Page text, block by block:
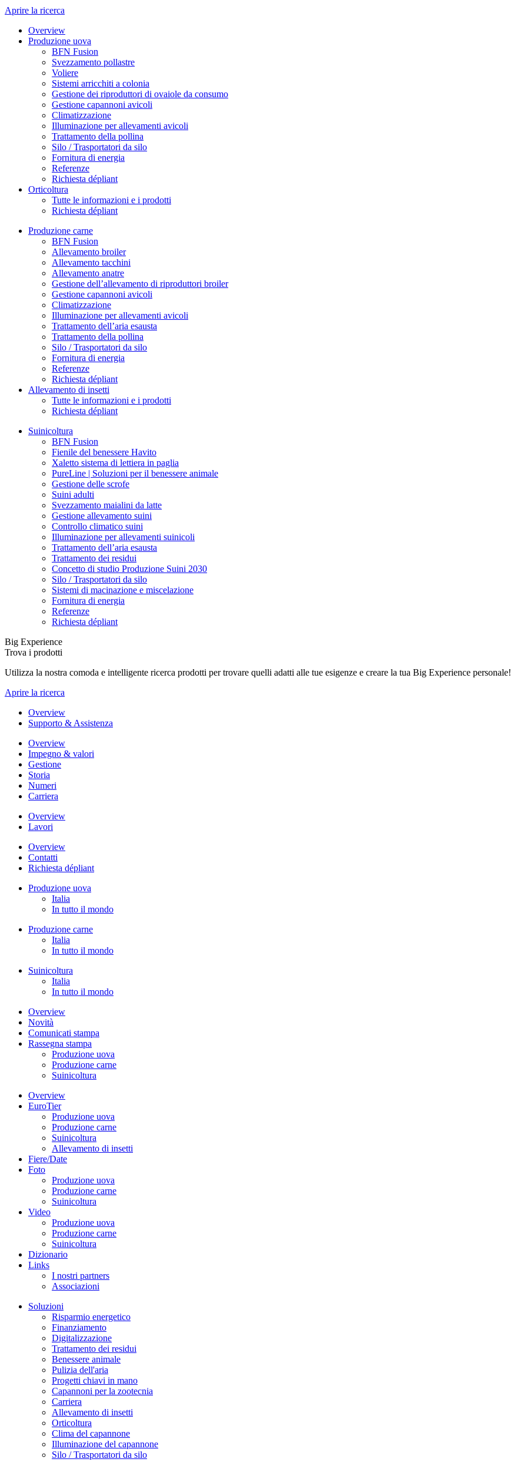
Aprire la ricerca
Overview
Produzione uova
BFN Fusion
Svezzamento pollastre
Voliere
Sistemi arricchiti a colonia
Gestione dei riproduttori di ovaiole da consumo
Gestione capannoni avicoli
Climatizzazione
Illuminazione per allevamenti avicoli
Trattamento della pollina
Silo / Trasportatori da silo
Fornitura di energia
Referenze
Richiesta dépliant
Orticoltura
Tutte le informazioni e i prodotti
Richiesta dépliant
Produzione carne
BFN Fusion
Allevamento broiler
Allevamento tacchini
Allevamento anatre
Gestione dell’allevamento di riproduttori broiler
Gestione capannoni avicoli
Climatizzazione
Illuminazione per allevamenti avicoli
Trattamento dell’aria esausta
Trattamento della pollina
Silo / Trasportatori da silo
Fornitura di energia
Referenze
Richiesta dépliant
Allevamento di insetti
Tutte le informazioni e i prodotti
Richiesta dépliant
Suinicoltura
BFN Fusion
Fienile del benessere Havito
Xaletto sistema di lettiera in paglia
PureLine | Soluzioni per il benessere animale
Gestione delle scrofe
Suini adulti
Svezzamento maialini da latte
Gestione allevamento suini
Controllo climatico suini
Illuminazione per allevamenti suinicoli
Trattamento dell’aria esausta
Trattamento dei residui
Concetto di studio Produzione Suini 2030
Silo / Trasportatori da silo
Sistemi di macinazione e miscelazione
Fornitura di energia
Referenze
Richiesta dépliant
Big Experience
Trova i prodotti
Utilizza la nostra comoda e intelligente ricerca prodotti per trovare quelli adatti alle tue esigenze e creare la tua Big Experience personale!
Aprire la ricerca
Overview
Supporto & Assistenza
Overview
Impegno & valori
Gestione
Storia
Numeri
Carriera
Overview
Lavori
Overview
Contatti
Richiesta dépliant
Produzione uova
Italia
In tutto il mondo
Produzione carne
Italia
In tutto il mondo
Suinicoltura
Italia
In tutto il mondo
Overview
Novità
Comunicati stampa
Rassegna stampa
Produzione uova
Produzione carne
Suinicoltura
Overview
EuroTier
Produzione uova
Produzione carne
Suinicoltura
Allevamento di insetti
Fiere/Date
Foto
Produzione uova
Produzione carne
Suinicoltura
Video
Produzione uova
Produzione carne
Suinicoltura
Dizionario
Links
I nostri partners
Associazioni
Soluzioni
Risparmio energetico
Finanziamento
Digitalizzazione
Trattamento dei residui
Benessere animale
Pulizia dell'aria
Progetti chiavi in mano
Capannoni per la zootecnia
Carriera
Allevamento di insetti
Orticoltura
Clima del capannone
Illuminazione del capannone
Silo / Trasportatori da silo